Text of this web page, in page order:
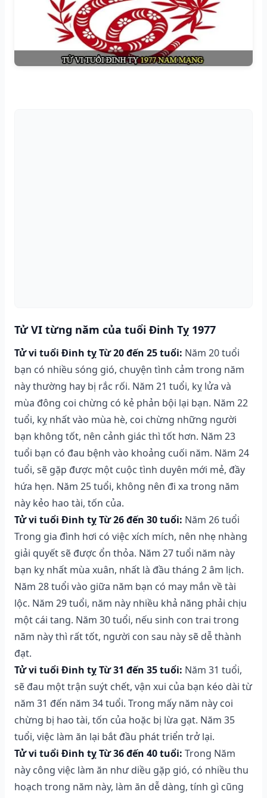
Tử VI từng năm của tuổi Đinh Tỵ 1977
Tử vi tuổi Đinh tỵ Từ 20 đến 25 tuổi: Năm 20 tuổi
bạn có nhiều sóng gió, chuyện tình cảm trong năm
này thường hay bị rắc rối. Năm 21 tuổi, kỵ lửa và
mùa đông coi chừng có kẻ phản bội lại bạn. Năm 22
tuổi, kỵ nhất vào mùa hè, coi chừng những người
bạn không tốt, nên cảnh giác thì tốt hơn. Năm 23
tuổi bạn có đau bệnh vào khoảng cuối năm. Năm 24
tuổi, sẽ gặp được một cuộc tình duyên mới mẻ, đầy
hứa hẹn. Năm 25 tuổi, không nên đi xa trong năm
này kẻo hao tài, tốn của.
Tử vi tuổi Đinh tỵ Từ 26 đến 30 tuổi: Năm 26 tuổi
Trong gia đình hơi có việc xích mích, nên nhẹ nhàng
giải quyết sẽ được ổn thỏa. Năm 27 tuổi năm này
bạn kỵ nhất mùa xuân, nhất là đầu tháng 2 âm lịch.
Năm 28 tuổi vào giữa năm bạn có may mắn về tài
lộc. Năm 29 tuổi, năm này nhiều khả năng phải chịu
một cái tang. Năm 30 tuổi, nếu sinh con trai trong
năm này thì rất tốt, người con sau này sẽ dễ thành
đạt.
Tử vi tuổi Đinh tỵ Từ 31 đến 35 tuổi: Năm 31 tuổi,
sẽ đau một trận suýt chết, vận xui của bạn kéo dài từ
năm 31 đến năm 34 tuổi. Trong mấy năm này coi
chừng bị hao tài, tốn của hoặc bị lừa gạt. Năm 35
tuổi, việc làm ăn lại bắt đầu phát triển trở lại.
Tử vi tuổi Đinh tỵ Từ 36 đến 40 tuổi: Trong Năm
này công việc làm ăn như diều gặp gió, có nhiều thu
hoạch trong năm này, làm ăn dễ dàng, tính gì cũng